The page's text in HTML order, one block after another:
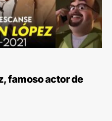
famoso actor de